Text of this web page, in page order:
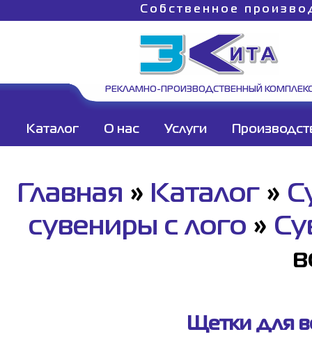
Собственное
РЕКЛАМНО-ПРОИЗВОДСТВЕННЫЙ
Каталог О нас Услуги
Главная » Каталог »
сувениры с лого »
Щетки для